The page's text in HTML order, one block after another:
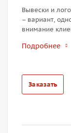
Вывески и
– вариант,
внимание
Подробнее
Заказать